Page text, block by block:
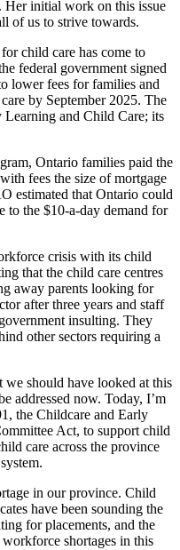
Her initial work on this issue
of us to strive towards.
child care has come to
federal government signed
lower fees for families and
by September 2025. The
Learning and Child Care; its
Ontario families paid the
fees the size of mortgage
estimated that Ontario could
to the $10-a-day demand for
crisis with its child
that the child care centres
away parents looking for
after three years and staff
insulting. They
other sectors requiring a
we should have looked at this
addressed now. Today, I’m
the Childcare and Early
Act, to support child
care across the province
in our province. Child
have been sounding the
for placements, and the
shortages in this